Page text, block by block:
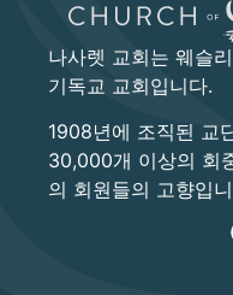
나사렛 교회는 웨슬
기독교 교회입니다.
1908년에 조직된 교
30,000개 이상의 회
의 회원들의 고향입